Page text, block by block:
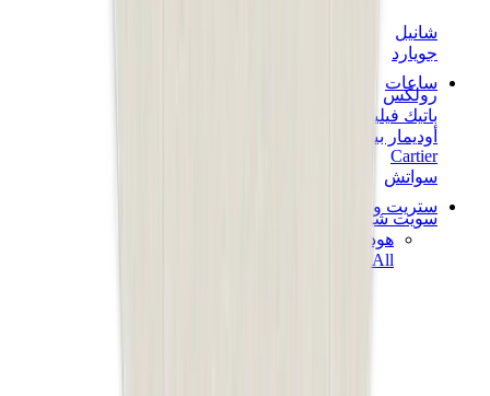
شانيل
جويارد
ساعات
رولكس
باتيك فيليب
أوديمار بيغيه
Cartier
سواتش
ستريت وير
سويت شيرت وهوديز
هودي كروم هارتس
View All